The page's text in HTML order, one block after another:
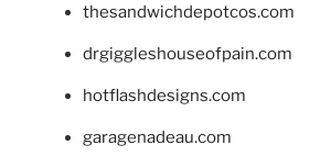
thesandwichdepotcos.com
drgiggleshouseofpain.com
hotflashdesigns.com
garagenadeau.com